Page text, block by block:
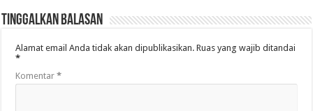
Tinggalkan Balasan
Alamat email Anda tidak akan dipublikasikan. Ruas yang wajib ditandai
*
Komentar*